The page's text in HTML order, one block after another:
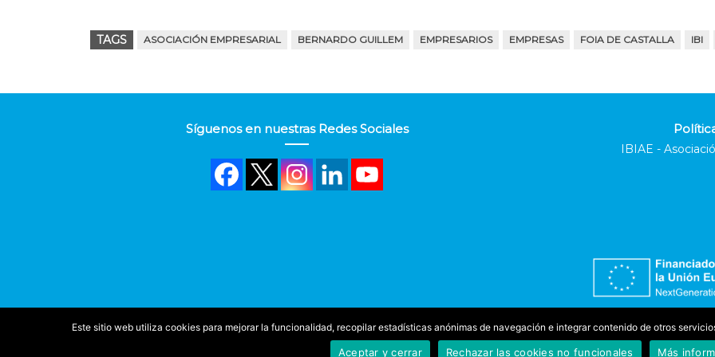
TAGS ASOCIACIÓN EMPRESARIAL BERNARDO GUILLEM EMPRESARIOS EMPRESAS FOIA DE CASTALLA IBI
Síguenos en nuestras Redes Sociales
IBIAE -
Este sitio web utiliza cookies para mejorar la funcionalidad, recopilar estadísticas anónimas de navegación e integrar contenido de otros
Aceptar y cerrar Rechazar las cookies no funcionales Más